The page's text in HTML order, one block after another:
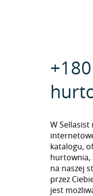
W
katalogu,
hurtownia,
na naszej
przez
jest